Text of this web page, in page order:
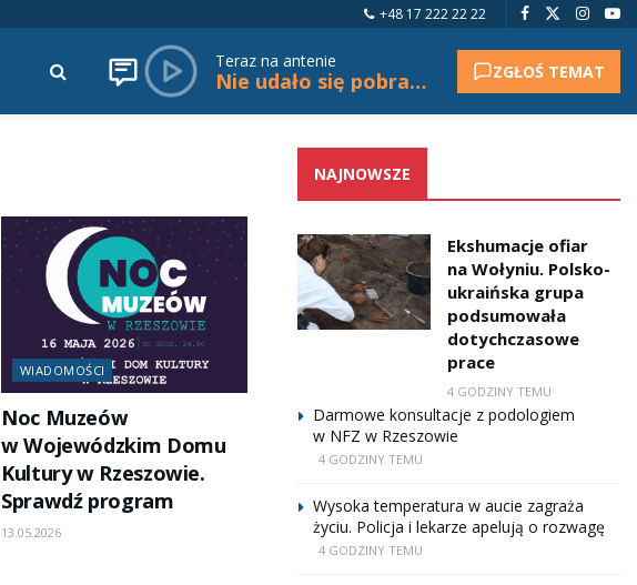
+48 17 222 22 22
Teraz na antenie
Nie udało się pobrać tytułu. ZGŁOŚ TEMAT
WIADOMOŚCI
Noc Muzeów
w Wojewódzkim Domu
Kultury w Rzeszowie.
Sprawdź program
13.05.2026
NAJNOWSZE
Ekshumacje ofiar
na Wołyniu. Polsko-
ukraińska grupa
podsumowała
dotychczasowe
prace
4 GODZINY TEMU
Darmowe konsultacje z podologiem
w NFZ w Rzeszowie
4 GODZINY TEMU
Wysoka temperatura w aucie zagraża
życiu. Policja i lekarze apelują o rozwagę
4 GODZINY TEMU